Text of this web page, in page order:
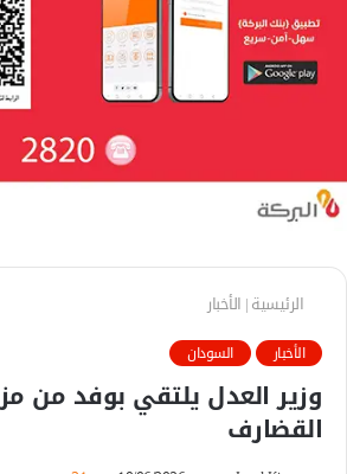
الرئيسية| الأخبار
الأخبار السودان
وزير العدل يلتقي بوفد من
القضارف